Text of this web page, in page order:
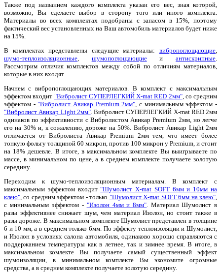
Также под названием каждого комплекта указан его вес, зная которой,
возможно, Вы сделаете выбор в сторону того или иного комплекта.
Материалы во всех комплектах подобраны с запасом в 15%, поэтому
фактический вес установленных на Ваш автомобиль материалов будет ниже
на 15%.
В комплектах представлены следущие материалы: вибропоглощающие
шумо-теплоизоляционные
шумопоглощающиеиантискрипные
Рассмотрим отличия комплектов между собой по отличиям материалов,
которые в них входят.
Начнем с вибропоглощающих материалов. В комплект с максимальным
эффектом входит "Вибролист СУПЕРЛЕГКИЙ X-mat RED 2мм", со средним
эффектом -"Вибролист Авикар Premium 2мм" , с минимальным эффектом -
"Вибролист Авикар Light 2мм". Вибролист СУПЕРЛЕГКИЙ X-mat RED 2мм
одинаков по эффективности с Вибролистом Авикар Premium 2мм, но легче
его на 30% и, к сожалению, дороже на 50%. Вибролист Авикар Light 2мм
отличается от Вибролиста Авикар Premium 2мм тем, что имеет более
тонкую фольгу толщиной 60 микрон, против 100 микрон у Premium, и стоит
на 18% дешевле. В итоге, в максимальном комплекте Вы выигрываете по
массе, в минимальном по цене, а в среднем комплекте получаете золотую
середину.
Переходим к шумо-теплоизоляционным материалам. В комплект с
максимальным эффектом входит"Шумолист X-mat SOFT 6мм и 10мм на
клею" , со средним эффектом - только "Шумолист X-mat SOFT 6мм на клею"
с минимальным эффектом - "Изолон 4мм и 8мм" . Материал Шумолист в
разы эффективнее снижает шум, чем материал Изолон, но стоит также в
разы дороже. В максимальном комплекте Шумолист представлен в толщине
6 и 10 мм, а в среднем только 6мм. По эффекту теплоизоляции и Шумолист,
и Изолон в условиях салона автомобиля, одинаково хорошо справляются с
поддержанием температуры как в летнее, так и зимнее время. В итоге, в
максимальном комлекте Вы получаете самый существенный эффект
шумоизоляции, в минимальном комплекте Вы экономите огромные
средства, а в среднем комплекте получаете золотую середину.